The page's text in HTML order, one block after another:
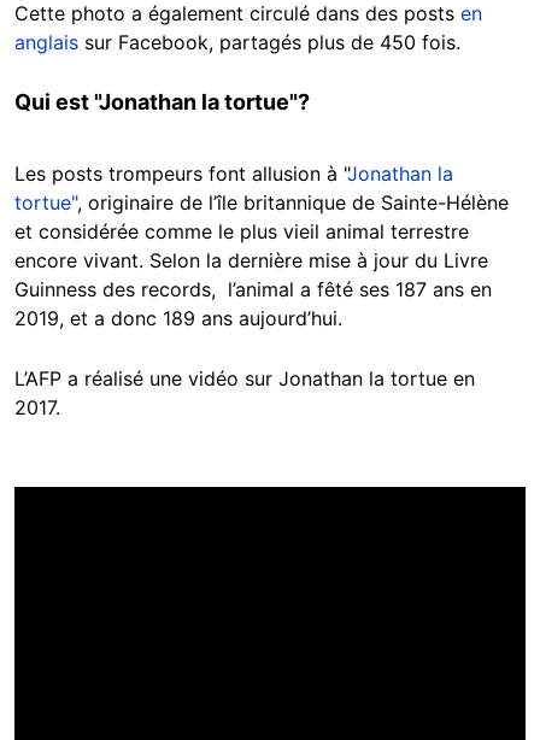
Cette photo a également circulé dans des posts en
anglais sur Facebook, partagés plus de 450 fois.
Qui est "Jonathan la tortue"?
Les posts trompeurs font allusion à "Jonathan la
tortue", originaire de l’île britannique de Sainte-Hélène
et considérée comme le plus vieil animal terrestre
encore vivant. Selon la dernière mise à jour du Livre
Guinness des records, l’animal a fêté ses 187 ans en
2019, et a donc 189 ans aujourd’hui.
L’AFP a réalisé une vidéo sur Jonathan la tortue en
2017.